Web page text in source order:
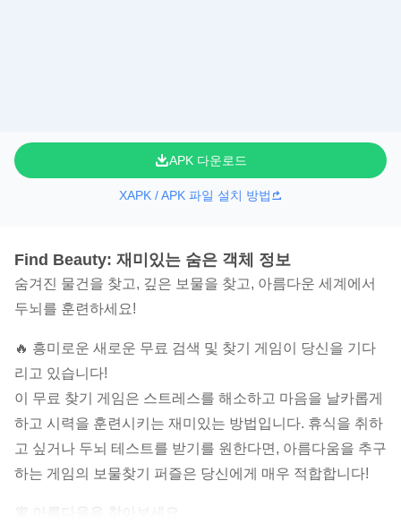
APK 다운로드
XAPK / APK 파일 설치 방법
Find Beauty: 재미있는 숨은 객체 정보
숨겨진 물건을 찾고, 깊은 보물을 찾고, 아름다운 세계에서
두뇌를 훈련하세요!
🔥 흥미로운 새로운 무료 검색 및 찾기 게임이 당신을 기다
리고 있습니다!
이 무료 찾기 게임은 스트레스를 해소하고 마음을 날카롭게
하고 시력을 훈련시키는 재미있는 방법입니다. 휴식을 취하
고 싶거나 두뇌 테스트를 받기를 원한다면, 아름다움을 추구
하는 게임의 보물찾기 퍼즐은 당신에게 매우 적합합니다!